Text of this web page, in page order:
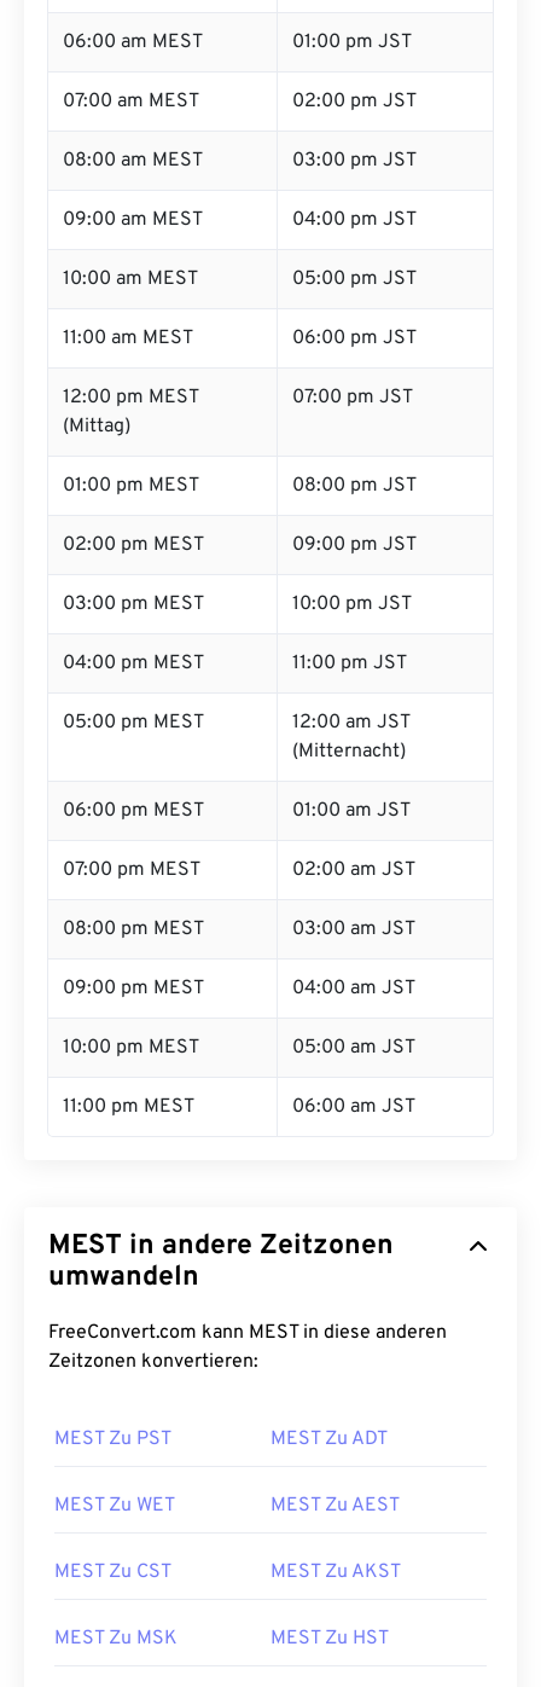
06:00 am MEST 01:00 pm JST
07:00 am MEST 02:00 pm JST
08:00 am MEST 03:00 pm JST
09:00 am MEST 04:00 pm JST
10:00 am MEST 05:00 pm JST
11:00 am MEST 06:00 pm JST
12:00 pm MEST
(Mittag)
07:00 pm JST
01:00 pm MEST 08:00 pm JST
02:00 pm MEST 09:00 pm JST
03:00 pm MEST 10:00 pm JST
04:00 pm MEST 11:00 pm JST
05:00 pm MEST
12:00 am JST
(Mitternacht)
06:00 pm MEST 01:00 am JST
07:00 pm MEST 02:00 am JST
08:00 pm MEST 03:00 am JST
09:00 pm MEST 04:00 am JST
10:00 pm MEST 05:00 am JST
11:00 pm MEST 06:00 am JST
MEST in andere Zeitzonen
umwandeln
FreeConvert.com kann MEST in diese anderen
Zeitzonen konvertieren:
MEST Zu PST MEST Zu ADT
MEST Zu WET MEST Zu AEST
MEST Zu CST MEST Zu AKST
MEST Zu MSK MEST Zu HST